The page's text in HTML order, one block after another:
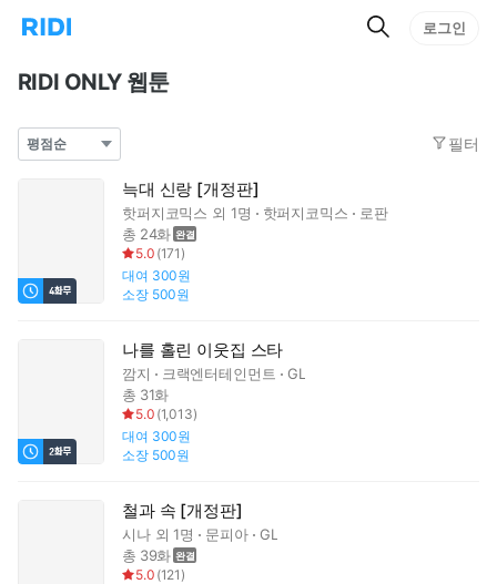
리
으
이
동
턴
트
색
검
로그인
RIDI ONLY 웹툰
필터
늑대 신랑 [개정판]
핫퍼지코믹스 외 1명 핫퍼지코믹스
로판
총 24화
5.0 (171 )
대여 300원
소장 500원
나를 홀린 이웃집 스타
깜지 크랙엔터테인먼트
GL
총 31화
5.0 (1,013)
대여 300원
소장 500원
철과 속 [개정판]
시나외 1명 문피아
GL
총 39화
5.0 (121 )